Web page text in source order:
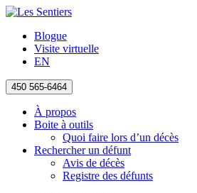
Blogue
Visite virtuelle
EN
450 565-6464
À propos
Boite à outils
Quoi faire lors d’un décès
Rechercher un défunt
Avis de décès
Registre des défunts